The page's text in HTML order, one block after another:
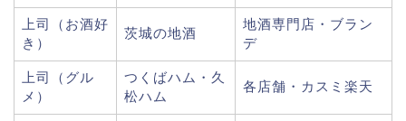
上司（お酒好
き）
茨城の地酒
地酒専門店・ブラン
デ
上司（グル
メ）
つくばハム・久
松ハム
各店舗・カスミ楽天